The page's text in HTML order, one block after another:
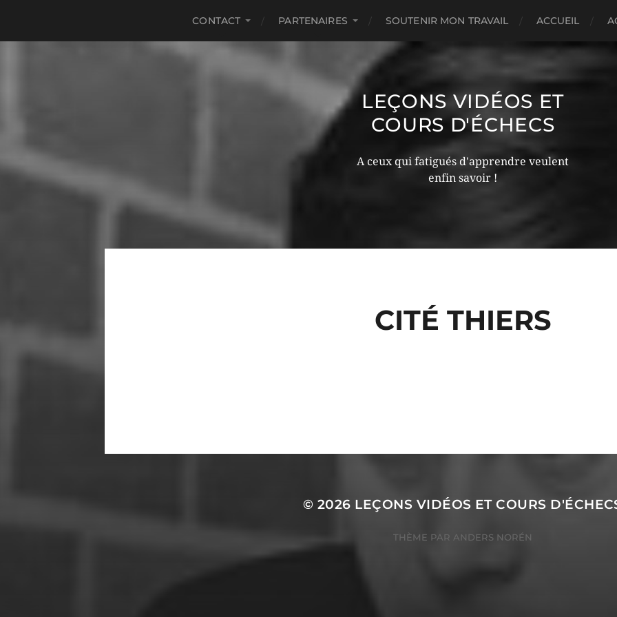
CONTACT PARTENAIRES SOUTENIR MON TRAVAIL ACCUEIL
LEÇONS VIDÉOS ET
COURS D'ÉCHECS
A ceux qui fatigués d'apprendre veulent
enfin savoir !
CITÉ THIERS
© 2026 LEÇONS VIDÉOS ET COURS
THÈME PAR ANDERS NORÉN